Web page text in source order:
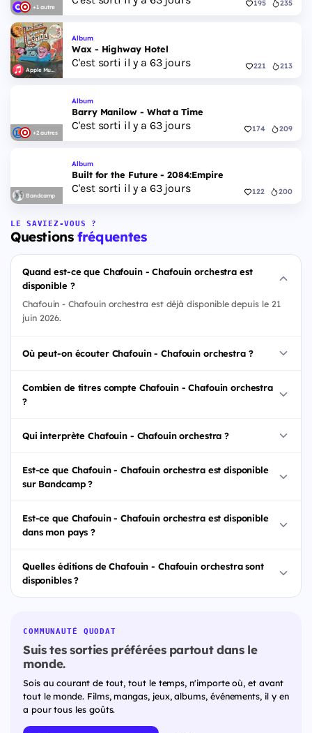
+1 autre 195 235
Apple Music
Album
Wax - Highway Hotel
C'est sorti il y a 63 jours 221 213
+2 autres
Album
Barry Manilow - What a Time
C'est sorti il y a 63 jours 174 209
Bandcamp
Album
Built for the Future - 2084:Empire
C'est sorti il y a 63 jours 122 200
LE SAVIEZ-VOUS ?
Questionsfréquentes
Quand est-ce que Chafouin - Chafouin orchestra est
disponible ?
Chafouin - Chafouin orchestra est déjà disponible depuis le 21
juin 2026.
Où peut-on écouter Chafouin - Chafouin orchestra ?
Combien de titres compte Chafouin - Chafouin orchestra
?
Qui interprète Chafouin - Chafouin orchestra ?
Est-ce que Chafouin - Chafouin orchestra est disponible
sur Bandcamp ?
Est-ce que Chafouin - Chafouin orchestra est disponible
dans mon pays ?
Quelles éditions de Chafouin - Chafouin orchestra sont
disponibles ?
COMMUNAUTÉ QUODAT
Suis tes sorties préférées partout dans le
monde.
Sois au courant de tout, tout le temps, n'importe où, et avant
tout le monde. Films, mangas, jeux, albums, événements, il y en
a pour tous les goûts.